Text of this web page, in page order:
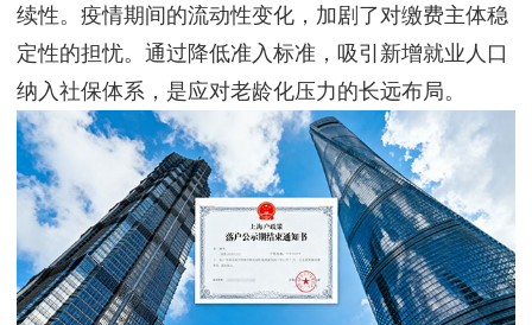
新
闻
资
讯
联
系
我
们
续性。疫情期间的流动性变化，加剧了对缴费主体稳
定性的担忧。通过降低准入标准，吸引新增就业人口
纳入社保体系，是应对老龄化压力的长远布局。